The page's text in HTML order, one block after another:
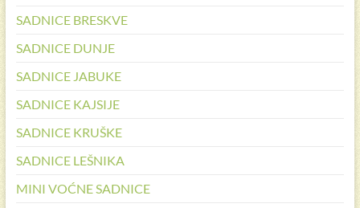
SADNICE BRESKVE
SADNICE DUNJE
SADNICE JABUKE
SADNICE KAJSIJE
SADNICE KRUŠKE
SADNICE LEŠNIKA
MINI VOĆNE SADNICE